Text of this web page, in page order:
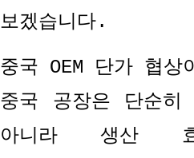
보겠습니다.
중국 OEM 단가 협상
중국 공장은 단순히
아니라 생산 효